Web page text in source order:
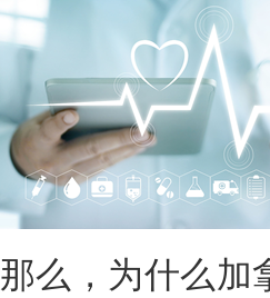
那么，为什么加